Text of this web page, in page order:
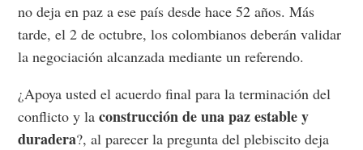
no deja en paz a ese país desde hace 52 años. Más
tarde, el 2 de octubre, los colombianos deberán validar
la negociación alcanzada mediante un referendo.
¿Apoya usted el acuerdo final para la terminación del
conflicto y laconstrucción de una paz estable y
duradera?, al parecer la pregunta del plebiscito deja